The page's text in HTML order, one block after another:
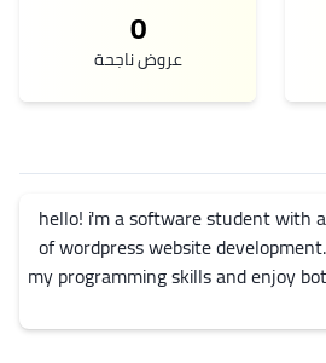
0
عروض ناجحة
hello! i'm a software student with
of wordpress website
my programming skills and enjoy